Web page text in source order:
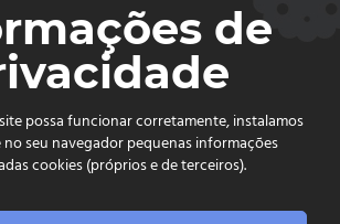
Ver no mapa
comercial@cdljatai
(64) 99602 - 8923
- 2026 CDL Jataí Todos os direitos
de
possa funcionar corretamente, instalamos
seu navegador pequenas informações
cookies (próprios e de terceiros).